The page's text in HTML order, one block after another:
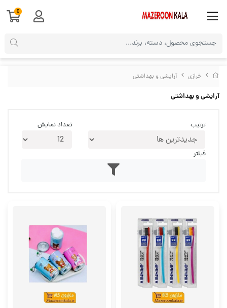
خرازی آرایشی و بهداشتی
آرایشی و بهداشتی
ترتیب تعداد نمایش
فیلتر
0